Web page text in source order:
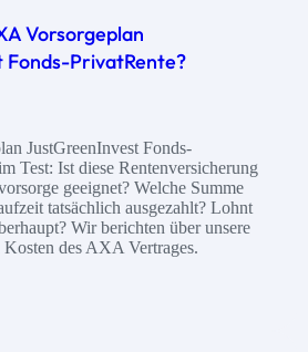
Vorsorgeplan
PrivatRente?
JustGreenInvest Fonds-
Test: Ist diese Rentenversicherung
geeignet? Welche Summe
tatsächlich ausgezahlt? Lohnt
Wir berichten über unsere
des AXA Vertrages.